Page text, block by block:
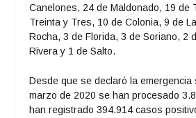
Canelones, 24 de Maldonado, 19 de
Treinta y Tres, 10 de Colonia, 9 de
Rocha, 3 de Florida, 3 de Soriano, 2
Rivera y 1 de Salto.
Desde que se declaró la emergencia
marzo de 2020 se han procesado
han registrado 394.914 casos